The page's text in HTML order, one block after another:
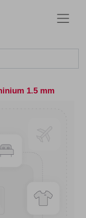
1.5 mm